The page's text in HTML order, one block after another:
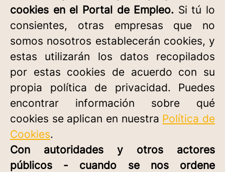
cookies en el Portal de Empleo. Si tú lo
consientes, otras empresas que no
somos nosotros establecerán cookies, y
estas utilizarán los datos recopilados
por estas cookies de acuerdo con su
propia política de privacidad. Puedes
encontrar información sobre qué
cookies se aplican en nuestra Política de
Cookies.
Con autoridades y otros actores
públicos - cuando se nos ordene